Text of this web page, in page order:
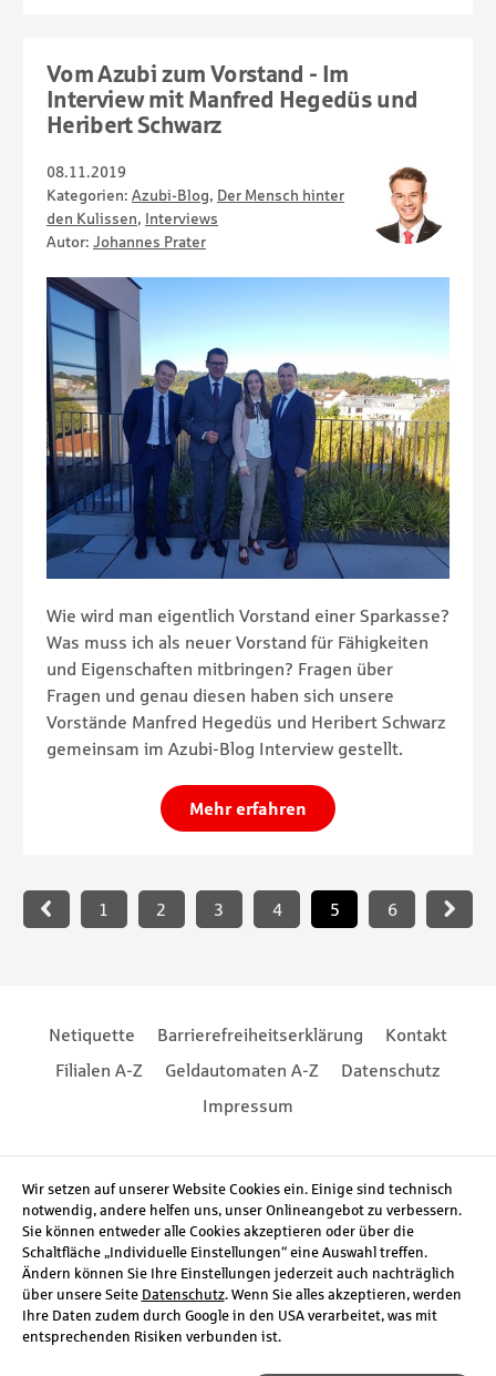
Vom Azubi zum Vorstand - Im
Interview mit Manfred Hegedüs und
Heribert Schwarz
08.11.2019
Kategorien: Azubi-Blog, Der Mensch hinter
den Kulissen, Interviews
Autor: Johannes Prater
Wie wird man eigentlich Vorstand einer Sparkasse?
Was muss ich als neuer Vorstand für Fähigkeiten
und Eigenschaften mitbringen? Fragen über
Fragen und genau diesen haben sich unsere
Vorstände Manfred Hegedüs und Heribert Schwarz
gemeinsam im Azubi-Blog Interview gestellt.
Mehr erfahren
Paginierung
1
2 3 4 5 6
Footernavigation
Netiquette Barrierefreiheitserklärung
Kontakt
Filialen A-Z
Geldautomaten A-Z
Datenschutz
Impressum
Wir setzen auf unserer Website Cookies ein. Einige sind technisch
notwendig, andere helfen uns, unser Onlineangebot zu verbessern.
Sie können entweder alle Cookies akzeptieren oder über die
Schaltfläche „Individuelle Einstellungen“ eine Auswahl treffen.
Ändern können Sie Ihre Einstellungen jederzeit auch nachträglich
über unsere Seite Datenschutz. Wenn Sie alles akzeptieren, werden
Ihre Daten zudem durch Google in den USA verarbeitet, was mit
entsprechenden Risiken verbunden ist.